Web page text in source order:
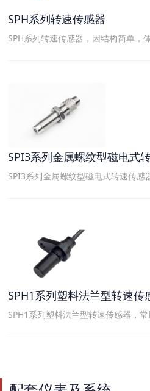
SPH系列转速传感器
SPH系列转速传感器，因结构简单，
SPI3系列金属螺纹型磁电式
SPI3系列金属螺纹型磁电式转速传感
SPH1系列塑料法兰型转速传
SPH1系列塑料法兰型转速传感器，